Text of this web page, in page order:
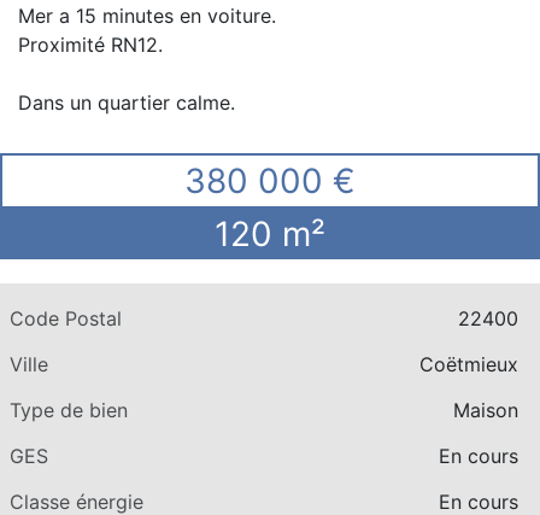
Mer a 15 minutes en voiture.
Proximité RN12.
Dans un quartier calme.
380 000 €
120 m²
Code Postal
22400
Ville
Coëtmieux
Type de bien
Maison
GES
En cours
Classe énergie
En cours